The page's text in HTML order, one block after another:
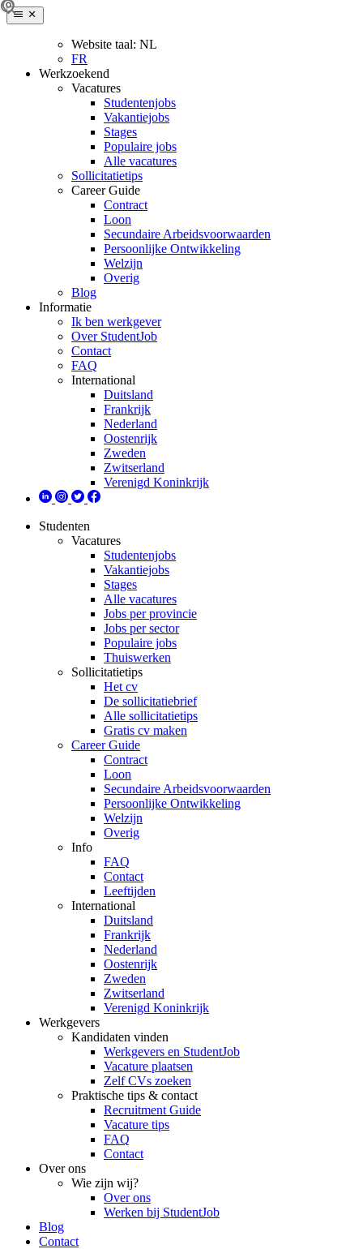
Website taal: NL
FR
Werkzoekend
Vacatures
Studentenjobs
Vakantiejobs
Stages
Populaire jobs
Alle vacatures
Sollicitatietips
Career Guide
Contract
Loon
Secundaire Arbeidsvoorwaarden
Persoonlijke Ontwikkeling
Welzijn
Overig
Blog
Informatie
Ik ben werkgever
Over StudentJob
Contact
FAQ
International
Duitsland
Frankrijk
Nederland
Oostenrijk
Zweden
Zwitserland
Verenigd Koninkrijk
Studenten
Vacatures
Studentenjobs
Vakantiejobs
Stages
Alle vacatures
Jobs per provincie
Jobs per sector
Populaire jobs
Thuiswerken
Sollicitatietips
Het cv
De sollicitatiebrief
Alle sollicitatietips
Gratis cv maken
Career Guide
Contract
Loon
Secundaire Arbeidsvoorwaarden
Persoonlijke Ontwikkeling
Welzijn
Overig
Info
FAQ
Contact
Leeftijden
International
Duitsland
Frankrijk
Nederland
Oostenrijk
Zweden
Zwitserland
Verenigd Koninkrijk
Werkgevers
Kandidaten vinden
Werkgevers en StudentJob
Vacature plaatsen
Zelf CVs zoeken
Praktische tips & contact
Recruitment Guide
Vacature tips
FAQ
Contact
Over ons
Wie zijn wij?
Over ons
Werken bij StudentJob
Blog
Contact